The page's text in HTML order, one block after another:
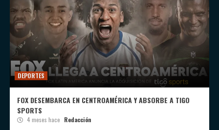
DEPORTES
FOX DESEMBARCA EN CENTROAMÉRICA Y ABSORBE A TIGO
SPORTS
4 meses hace Redacción